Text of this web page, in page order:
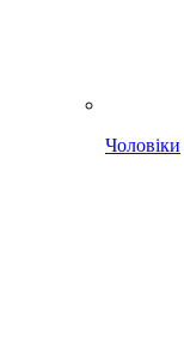
Чоловіки